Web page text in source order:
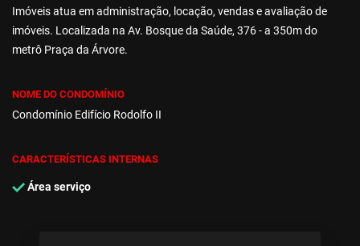
Imóveis atua em administração, locação, vendas e avaliação de
imóveis. Localizada na Av. Bosque da Saúde, 376 - a 350m do
metrô Praça da Árvore.
NOME DO CONDOMÍNIO
Condomínio Edifício Rodolfo II
CARACTERÍSTICAS INTERNAS
Área serviço